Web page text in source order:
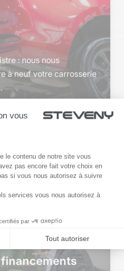
: nous nous
à neuf votre carrosserie
$